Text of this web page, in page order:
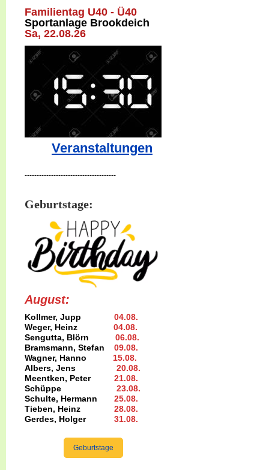
Familientag U40 - Ü40
Sportanlage Brookdeich
Sa, 22.08.26
Veranstaltungen
--------------------------------------
Geburtstage:
August:
Kollmer, Jupp 04.08.
Weger, Heinz 04.08.
Sengutta, Blörn 06.08.
Bramsmann, Stefan 09.08.
Wagner, Hanno 15.08.
Albers, Jens 20.08.
Meentken, Peter
21.08.
Schüppe 23.08.
Schulte, Hermann 25.08.
Tieben, Heinz 28.08.
Gerdes, Holger
31.08.
Geburtstage